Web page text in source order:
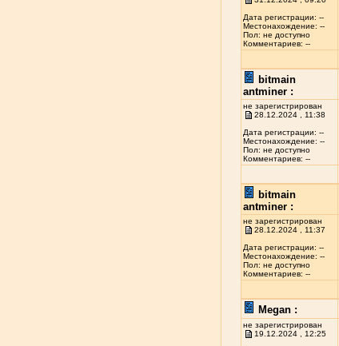
Дата регистрации: --
Местонахождение: --
Пол: не доступно
Комментариев: --
bitmain
antminer :
не зарегистрирован
28.12.2024 , 11:38
Дата регистрации: --
Местонахождение: --
Пол: не доступно
Комментариев: --
bitmain
antminer :
не зарегистрирован
28.12.2024 , 11:37
Дата регистрации: --
Местонахождение: --
Пол: не доступно
Комментариев: --
Megan :
не зарегистрирован
19.12.2024 , 12:25